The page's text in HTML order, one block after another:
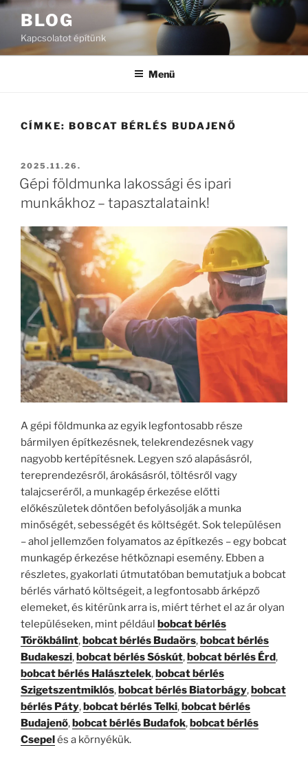
Tartalomhoz
BLOG
Kapcsolatot építünk
Menü
CÍMKE: BOBCAT BÉRLÉS BUDAJENŐ
BEKÜLDVE:
2025.11.26.
Gépi földmunka lakossági és ipari
munkákhoz – tapasztalataink!
A gépi földmunka az egyik legfontosabb része
bármilyen építkezésnek, telekrendezésnek vagy
nagyobb kertépítésnek. Legyen szó alapásásról,
tereprendezésről, árokásásról, töltésről vagy
talajcseréről, a munkagép érkezése előtti
előkészületek döntően befolyásolják a munka
minőségét, sebességét és költségét. Sok településen
– ahol jellemzően folyamatos az építkezés – egy bobcat
munkagép érkezése hétköznapi esemény. Ebben a
részletes, gyakorlati útmutatóban bemutatjuk a bobcat
bérlés várható költségeit, a legfontosabb árképző
elemeket, és kitérünk arra is, miért térhet el az ár olyan
településeken, mint például bobcat bérlés
Törökbálint, bobcat bérlés Budaörs, bobcat bérlés
Budakeszi, bobcat bérlés Sóskút, bobcat bérlés Érd,
bobcat bérlés Halásztelek, bobcat bérlés
Szigetszentmiklós, bobcat bérlés Biatorbágy, bobcat
bérlés Páty, bobcat bérlés Telki, bobcat bérlés
Budajenő, bobcat bérlés Budafok, bobcat bérlés
Csepel és a környékük.